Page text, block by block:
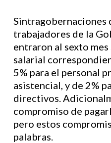
Sintragobernaciones
trabajadores de la
entraron al sexto
salarial
5% para el personal
asistencial, y de 2%
directivos.
compromiso de
pero estos
palabras.